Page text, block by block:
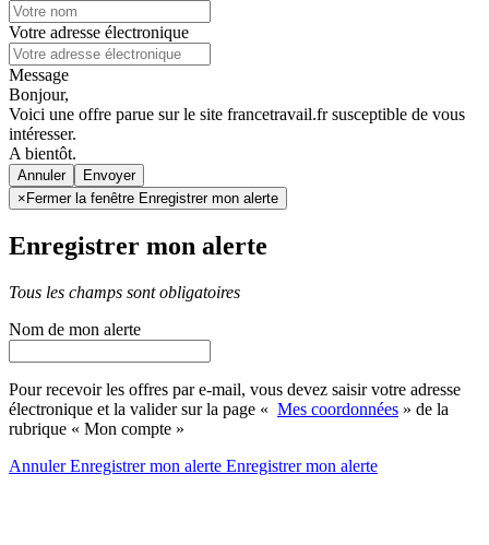
Votre adresse électronique
Message
Bonjour,
Voici une offre parue sur le site francetravail.fr susceptible de vous
intéresser.
A bientôt.
Annuler
× Fermer la fenêtre Enregistrer mon alerte
Enregistrer mon alerte
Tous les champs sont obligatoires
Nom de mon alerte
Pour recevoir les offres par e-mail, vous devez saisir votre adresse
électronique et la valider sur la page « Mes coordonnées » de la
rubrique « Mon compte »
AnnulerEnregistrer mon alerte Enregistrermon alerte